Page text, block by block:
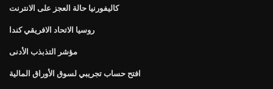
كاليفورنيا حالة العجز على الانترنت
روسيا الاتحاد الافريقي كندا
مؤشر التذبذب الأدنى
افتح حساب تجريبي لسوق الأوراق المالية